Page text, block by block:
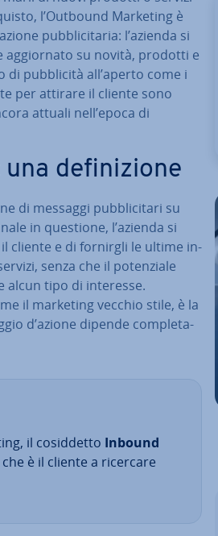
l’Outbound Marketing è
pub­bli­ci­ta­ria: l’azienda si
ag­gior­na­to su novità, prodotti e
di pub­bli­ci­tà all’aperto come i
per attirare il cliente sono
attuali nell’epoca di
de­fi­ni­zio­ne
di messaggi pub­bli­ci­ta­ri su
in questione, l’azienda si
cliente e di fornirgli le ultime in­
senza che il po­ten­zia­le
alcun tipo di interesse.
il marketing vecchio stile, è la
d’azione dipende com­ple­ta­
il co­sid­det­to Inbound
è il cliente a ricercare